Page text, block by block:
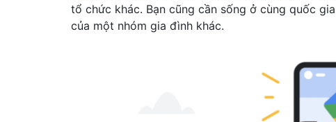
tổ chức khác. Bạn cũng cần sống ở cùng quốc
của một nhóm gia đình khác.